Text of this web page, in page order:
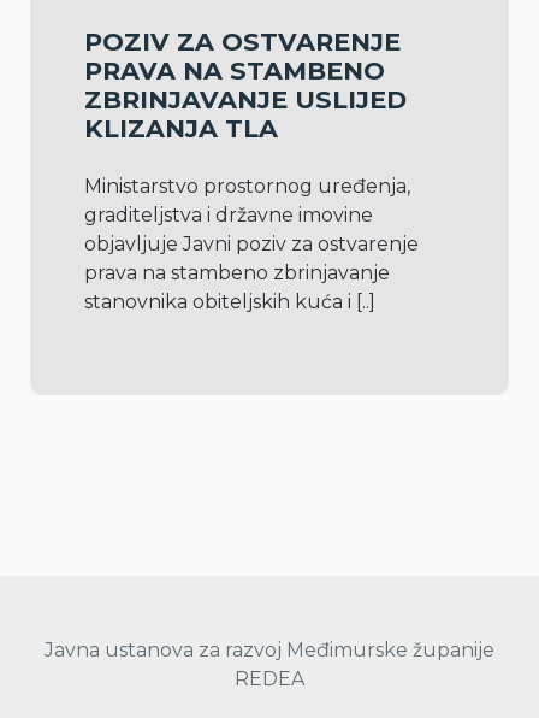
POZIV ZA OSTVARENJE
PRAVA NA STAMBENO
ZBRINJAVANJE USLIJED
KLIZANJA TLA
Ministarstvo prostornog uređenja,
graditeljstva i državne imovine
objavljuje Javni poziv za ostvarenje
prava na stambeno zbrinjavanje
stanovnika obiteljskih kuća i [..]
Javna ustanova za razvoj Međimurske županije
REDEA